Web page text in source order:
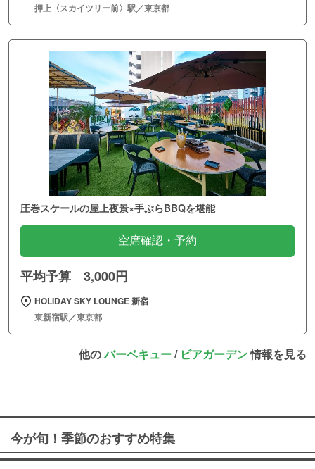
押上〈スカイツリー前〉駅／東京都
圧巻スケールの屋上夜景×手ぶらBBQを堪能
空席確認・予約
平均予算 3,000円
HOLIDAY SKY LOUNGE 新宿
東新宿駅／東京都
他のバーベキュー/ ビアガーデン情報を見る
今が旬！季節のおすすめ特集